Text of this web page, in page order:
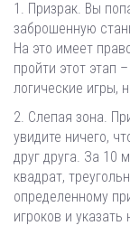
1. Призрак. Вы
заброшенную
На это имеет
пройти этот этап
логические игры,
2. Слепая зона.
увидите ничего,
друг друга. За 10
квадрат,
определенному
игроков и указать